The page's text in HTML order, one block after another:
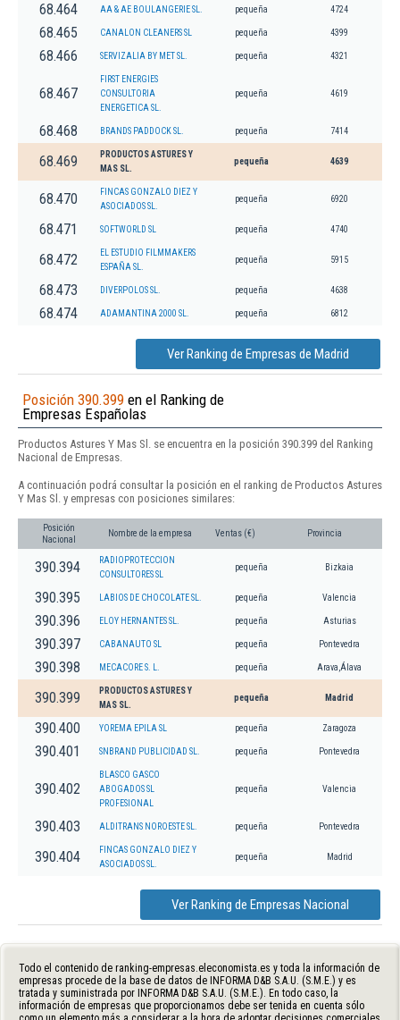
68.464 AA & AE BOULANGERIE SL. pequeña 4724
68.465 CANALON CLEANERS SL pequeña 4399
68.466 SERVIZALIA BY MET SL. pequeña 4321
68.467
FIRST ENERGIES
CONSULTORIA
ENERGETICA SL.
pequeña 4619
68.468 BRANDS PADDOCK SL. pequeña 7414
68.469
PRODUCTOS ASTURES Y
MAS SL.
pequeña 4639
68.470
FINCAS GONZALO DIEZ Y
ASOCIADOS SL.
pequeña 6920
68.471 SOFTWORLD SL pequeña 4740
68.472
EL ESTUDIO FILMMAKERS
ESPAÑA SL.
pequeña 5915
68.473 DIVERPOLOS SL. pequeña 4638
68.474 ADAMANTINA 2000 SL. pequeña 6812
Ver Ranking de Empresas de Madrid
Posición 390.399 en el Ranking de
Empresas Españolas
Productos Astures Y Mas Sl. se encuentra en la posición 390.399 del Ranking
Nacional de Empresas.
A continuación podrá consultar la posición en el ranking de Productos Astures
Y Mas Sl. y empresas con posiciones similares:
Posición
Nacional
Nombre de la empresa Ventas (€) Provincia
390.394
RADIOPROTECCION
CONSULTORES SL
pequeña Bizkaia
390.395 LABIOS DE CHOCOLATE SL. pequeña Valencia
390.396 ELOY HERNANTES SL. pequeña Asturias
390.397 CABANAUTO SL pequeña Pontevedra
390.398 MECACORE S. L. pequeña Arava,Álava
390.399
PRODUCTOS ASTURES Y
MAS SL.
pequeña Madrid
390.400 YOREMA EPILA SL pequeña Zaragoza
390.401 SNBRAND PUBLICIDAD SL. pequeña Pontevedra
390.402
BLASCO GASCO
ABOGADOS SL
PROFESIONAL
pequeña Valencia
390.403 ALDITRANS NOROESTE SL. pequeña Pontevedra
390.404
FINCAS GONZALO DIEZ Y
ASOCIADOS SL.
pequeña Madrid
Ver Ranking de Empresas Nacional
Todo el contenido de ranking-empresas.eleconomista.es y toda la información de
empresas procede de la base de datos de INFORMA D&B S.A.U. (S.M.E.) y es
tratada y suministrada por INFORMA D&B S.A.U. (S.M.E.). En todo caso, la
información de empresas que proporcionamos debe ser tenida en cuenta sólo